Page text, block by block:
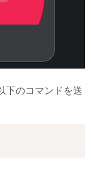
下のコマンドを送